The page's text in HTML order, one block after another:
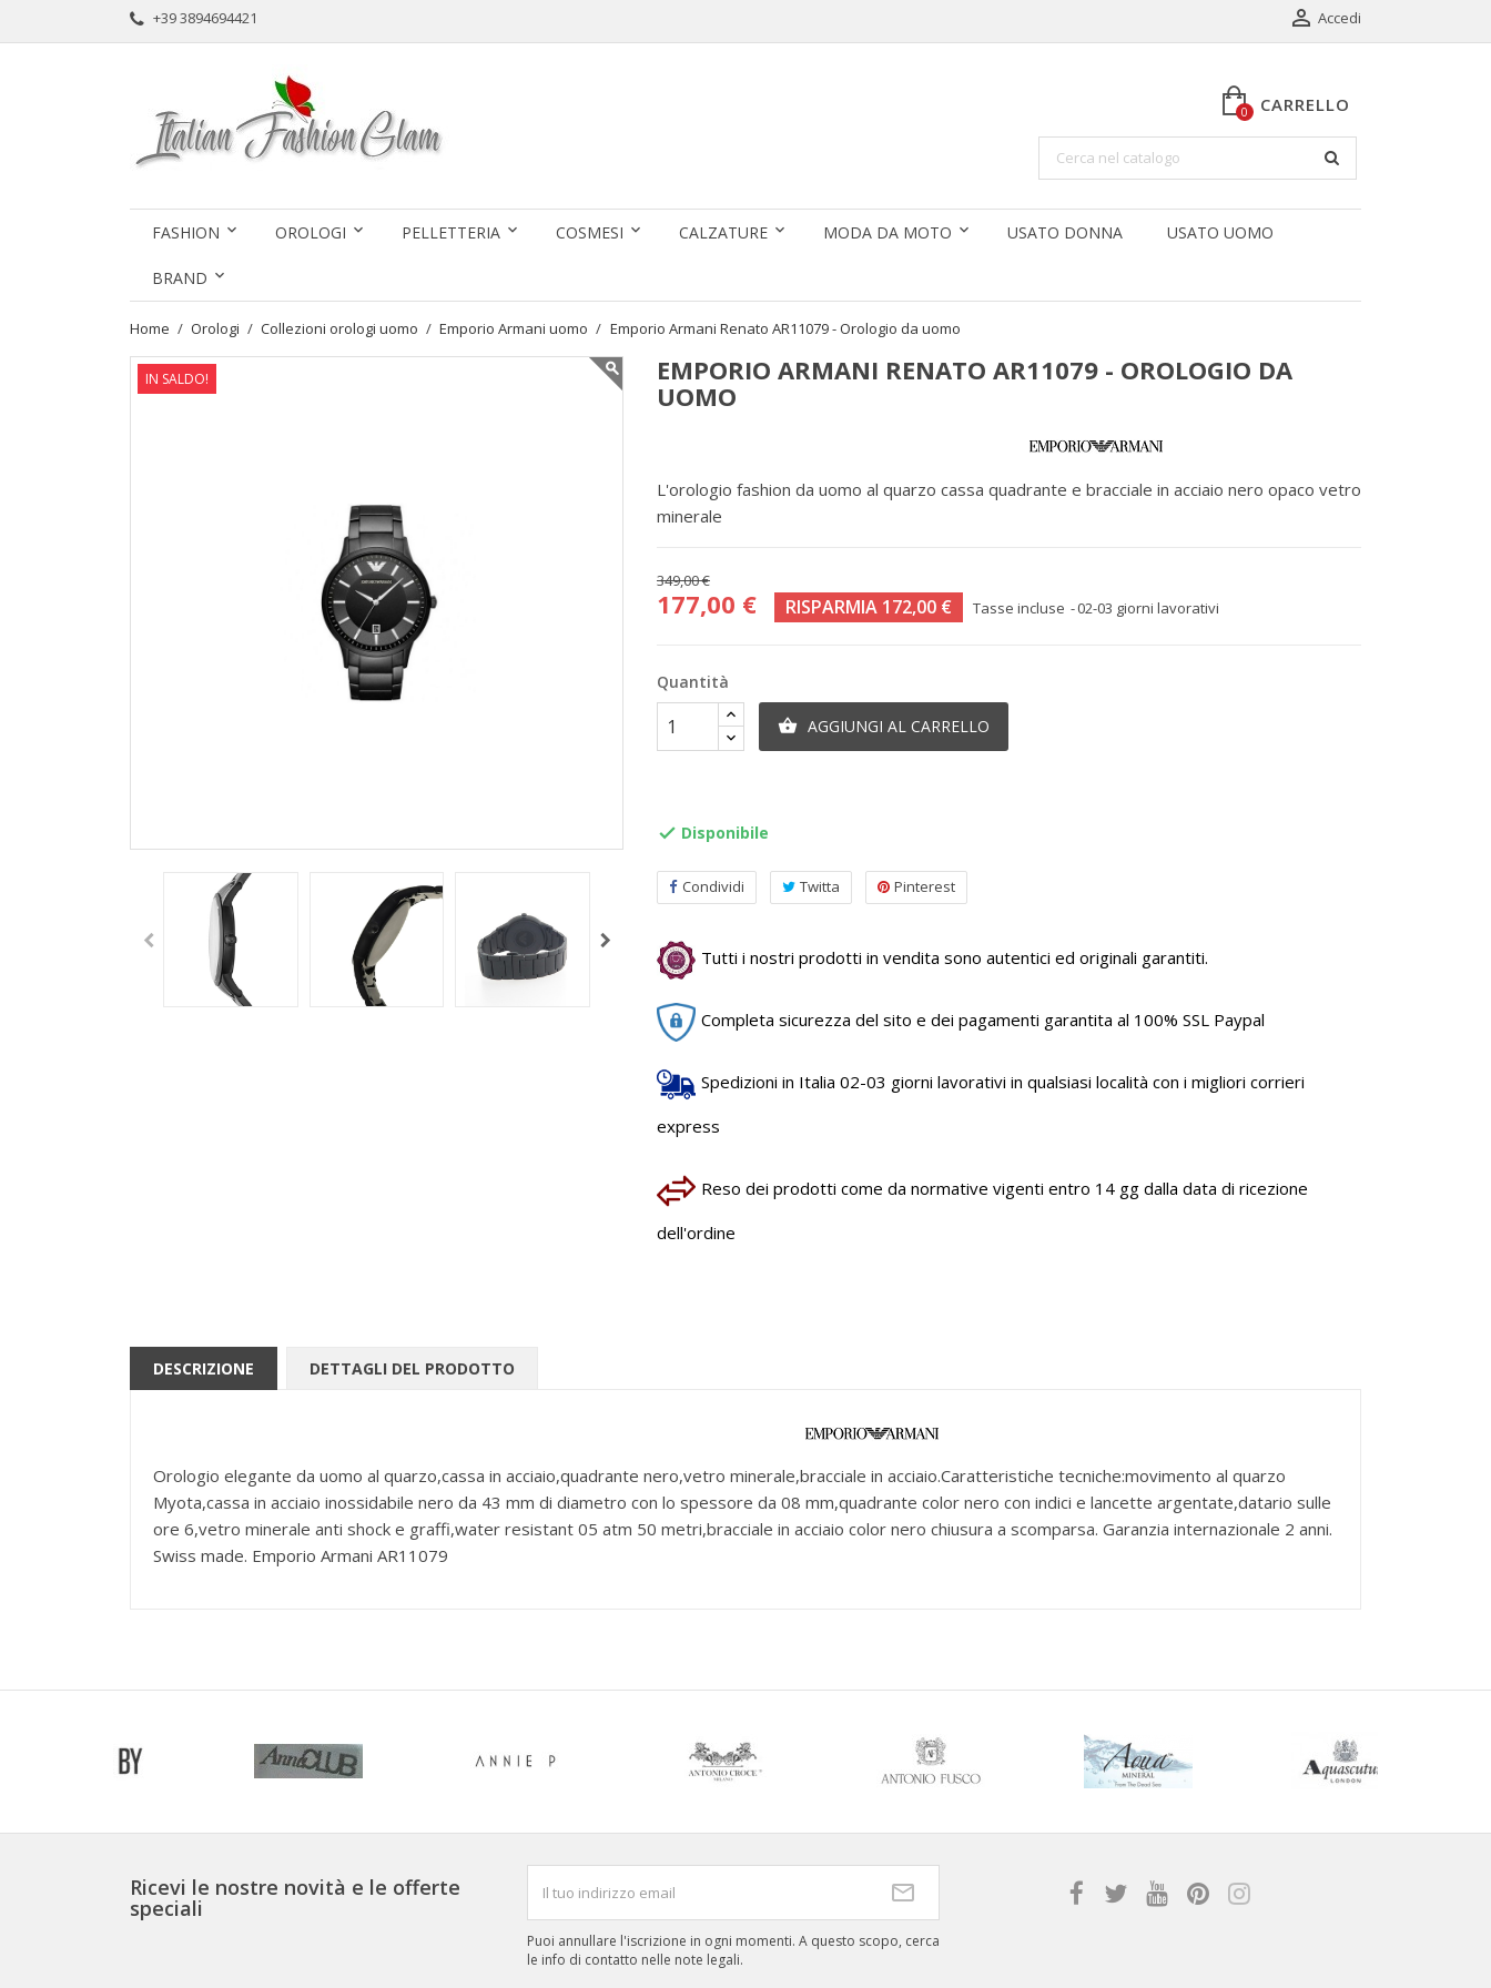
+39 3894694421  Accedi
CARRELLO
0
FASHION OROLOGI PELLETTERIA COSMESI CALZATURE MODA DA MOTO USATO DONNA USATO UOMO
BRAND
Home Orologi Collezioni orologi uomo Emporio Armani uomo Emporio Armani Renato AR11079 - Orologio da uomo
IN SALDO!
EMPORIO ARMANI RENATO AR11079 - OROLOGIO DA
UOMO
L'orologio fashion da uomo al quarzo cassa quadrante e bracciale in acciaio nero opaco vetro
minerale
349,00 €
177,00 € RISPARMIA 172,00 € Tasse incluse 02-03 giorni lavorativi
Quantità
 AGGIUNGI AL CARRELLO
 Disponibile
Condividi Twitta Pinterest
Tutti i nostri prodotti in vendita sono autentici ed originali garantiti.
Completa sicurezza del sito e dei pagamenti garantita al 100% SSL Paypal
Spedizioni in Italia 02-03 giorni lavorativi in qualsiasi località con i migliori corrieri
express
Reso dei prodotti come da normative vigenti entro 14 gg dalla data di ricezione
dell'ordine
DESCRIZIONE DETTAGLI DEL PRODOTTO
Orologio elegante da uomo al quarzo,cassa in acciaio,quadrante nero,vetro minerale,bracciale in acciaio.Caratteristiche tecniche:movimento al quarzo
Myota,cassa in acciaio inossidabile nero da 43 mm di diametro con lo spessore da 08 mm,quadrante color nero con indici e lancette argentate,datario sulle
ore 6,vetro minerale anti shock e graffi,water resistant 05 atm 50 metri,bracciale in acciaio color nero chiusura a scomparsa. Garanzia internazionale 2 anni.
Swiss made. Emporio Armani AR11079
Ricevi le nostre novità e le offerte
speciali
Puoi annullare l'iscrizione in ogni momenti. A questo scopo, cerca
le info di contatto nelle note legali.